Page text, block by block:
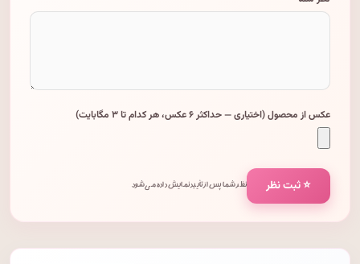
عکس از محصول (اختیاری — حداکثر ۶ عکس، هر کدام تا ۳ مگابایت)
⭐ ثبت نظر نظر شما پس از تأیید نمایش داده می‌شود.